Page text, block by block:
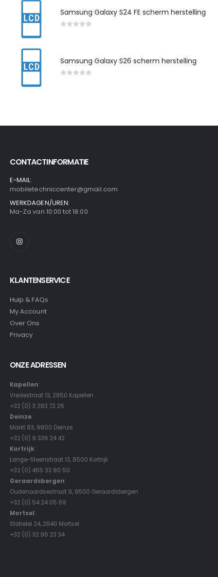
Samsung Galaxy S24 FE scherm herstelling
Samsung Galaxy S26 scherm herstelling
CONTACTINFORMATIE
E-MAIL:
mobiletechniccenter@gmail.com
WERKDAGEN/UREN:
Ma-Za van 10:00 tot 18:00
KLANTENSERVICE
Hulp & FAQs
My Account
Over Ons
Privacy
ONZE ADRESSEN
Kapellen:
Vredestraat 13, 2950 Kapellen
+32 (0) 3 283 72 26
Deinze:
Markt 83, 9800 Deinze
+32 (0) 9 336 24 42
Kortrijk:
Lange-Steenstraat 13, 8500 Kortrijk
+32 (0) 465 33 80 50
Geraardsbergen:
Oudenaardsestraat 9, 9500 Geraardsbergen
+32 (0) 54 24 05 69
Mortsel:
Statielei 24, 2640 Mortsel
+32 (0) 32 96 23 34